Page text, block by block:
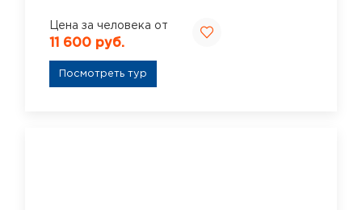
Цена за человека от
11 600 руб.
Посмотреть тур